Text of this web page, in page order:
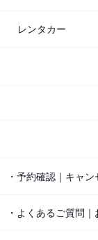
レンタカー
・予約確認｜キャン
・よくあるご質問